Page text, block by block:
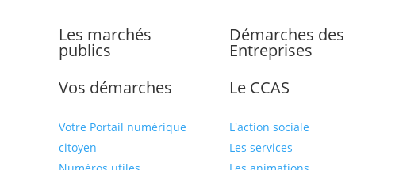
Les marchés
publics
Vos démarches
Votre Portail numérique
citoyen
Démarches des
Entreprises
Le CCAS
L'action sociale
Les services